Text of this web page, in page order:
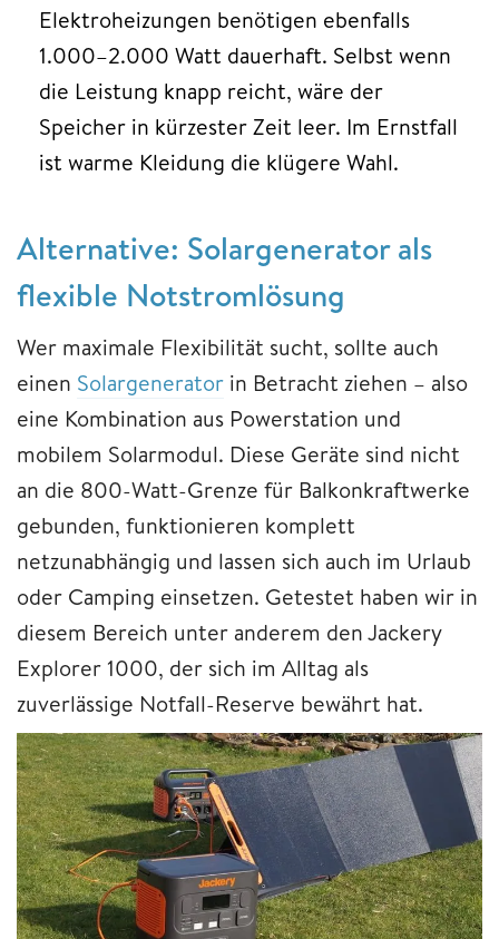
Elektroheizungen benötigen ebenfalls
1.000–2.000 Watt dauerhaft. Selbst wenn
die Leistung knapp reicht, wäre der
Speicher in kürzester Zeit leer. Im Ernstfall
ist warme Kleidung die klügere Wahl.
Alternative: Solargenerator als
flexible Notstromlösung
Wer maximale Flexibilität sucht, sollte auch
einen Solargenerator in Betracht ziehen – also
eine Kombination aus Powerstation und
mobilem Solarmodul. Diese Geräte sind nicht
an die 800-Watt-Grenze für Balkonkraftwerke
gebunden, funktionieren komplett
netzunabhängig und lassen sich auch im Urlaub
oder Camping einsetzen. Getestet haben wir in
diesem Bereich unter anderem den Jackery
Explorer 1000, der sich im Alltag als
zuverlässige Notfall-Reserve bewährt hat.